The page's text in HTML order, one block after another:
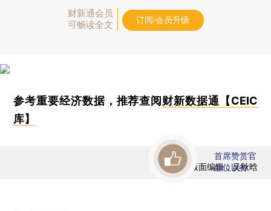
财新通会员
可畅读全文
订阅/会员升级
参考重要经济数据，推荐查阅财新数据通【CEIC
库】
版面编辑：吴秋晗
首席赞赏官
虚位以待